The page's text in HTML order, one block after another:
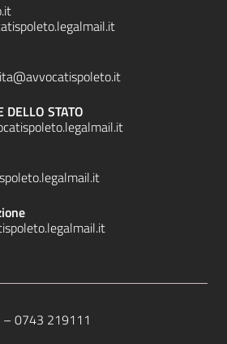
DELLO STATO
– 0743 219111